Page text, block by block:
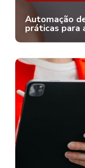
Automação
práticas para